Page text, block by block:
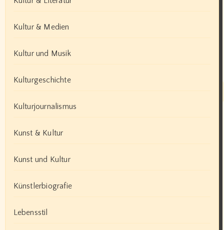
Kultur & Medien
Kultur und Musik
Kulturgeschichte
Kulturjournalismus
Kunst & Kultur
Kunst und Kultur
Künstlerbiografie
Lebensstil